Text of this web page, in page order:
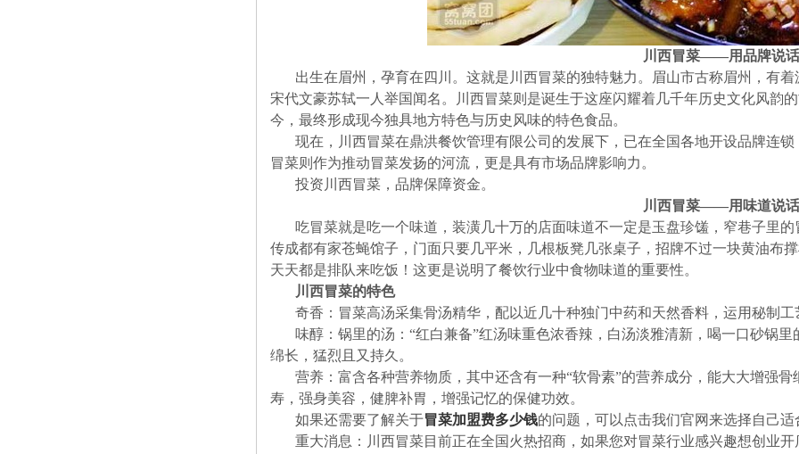
川西冒菜——用品牌说话
出生在眉州，孕育在四川。这就是川西冒菜的独特魅力。眉山市古称眉州，有
宋代文豪苏轼一人举国闻名。川西冒菜则是诞生于这座闪耀着几千年历史文化风韵
今，最终形成现今独具地方特色与历史风味的特色食品。
现在，川西冒菜在鼎洪餐饮管理有限公司的发展下，已在全国各地开设品牌连
冒菜则作为推动冒菜发扬的河流，更是具有市场品牌影响力。
投资川西冒菜，品牌保障资金。
川西冒菜——用味道说话
吃冒菜就是吃一个味道，装潢几十万的店面味道不一定是玉盘珍馐，窄巷子里
传成都有家苍蝇馆子，门面只要几平米，几根板凳几张桌子，招牌不过一块黄油布
天天都是排队来吃饭！这更是说明了餐饮行业中食物味道的重要性。
川西冒菜的特色
奇香：冒菜高汤采集骨汤精华，配以近几十种独门中药和天然香料，运用秘制
味醇：锅里的汤：“红白兼备”红汤味重色浓香辣，白汤淡雅清新，喝一口砂锅
绵长，猛烈且又持久。
营养：富含各种营养物质，其中还含有一种“软骨素”的营养成分，能大大增强
寿，强身美容，健脾补胃，增强记忆的保健功效。
如果还需要了解关于冒菜加盟费多少钱的问题，可以点击我们官网来选择自己
重大消息：川西冒菜目前正在全国火热招商，如果您对冒菜行业感兴趣想创业